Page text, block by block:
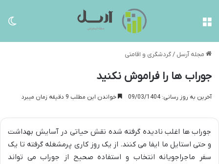
مجله آرسل /گردشگری و اقامتی
جوراب ها را فراموش نکنید
آخرین به روز رسانی: 09/03/1404 خواندن این مطلب 9 دقیقه زمان میبرد
جوراب ها اغلب نادیده گرفته شده نقش حیاتی در آسایش بهداشت
و حتی استایل ما ایفا می کنند. از یک روز کاری پرمشغله گرفته تا یک
سفر ماجراجویانه انتخاب و استفاده صحیح از جوراب می تواند